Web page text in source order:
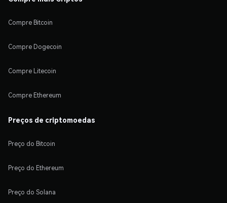
Compre Bitcoin
Compre Dogecoin
Compre Litecoin
Compre Ethereum
Preços de criptomoedas
Preço do Bitcoin
Preço do Ethereum
Preço do Solana